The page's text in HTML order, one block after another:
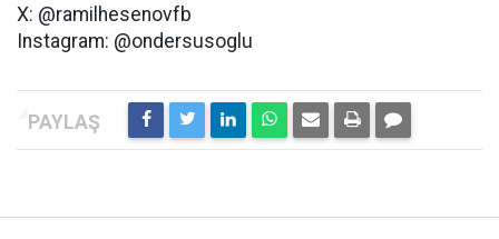
X: @ramilhesenovfb
Instagram: @ondersusoglu